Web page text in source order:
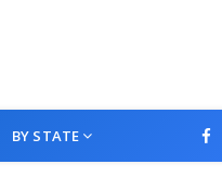
BY STATE